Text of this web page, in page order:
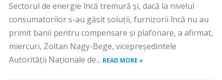
Sectorul de energie încă tremură şi, dacă la nivelul
consumatorilor s-au găsit soluţii, furnizorii încă nu au
primit banii pentru compensare şi plafonare, a afirmat,
miercuri, Zoltan Nagy-Bege, vicepreşedintele
Autorităţii Naţionale de... READ MORE »